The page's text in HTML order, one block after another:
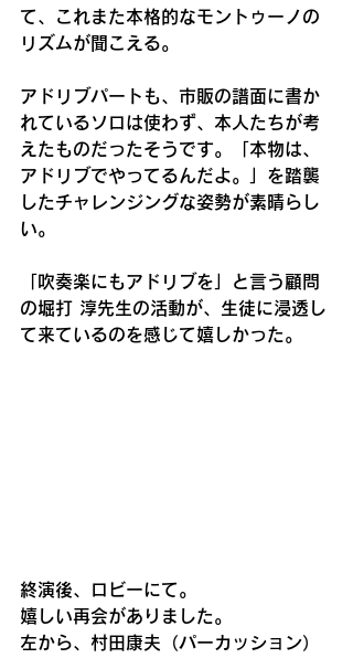
て、これまた本格的なモントゥーノの
リズムが聞こえる。
アドリブパートも、市販の譜面に書か
れているソロは使わず、本人たちが考
えたものだったそうです。「本物は、
アドリブでやってるんだよ。」を踏襲
したチャレンジングな姿勢が素晴らし
い。
「吹奏楽にもアドリブを」と言う顧問
の堀打 淳先生の活動が、生徒に浸透し
て来ているのを感じて嬉しかった。
終演後、ロビーにて。
嬉しい再会がありました。
左から、村田康夫（パーカッション）